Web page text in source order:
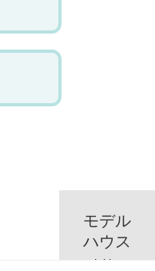
モデル
ハウス
model house